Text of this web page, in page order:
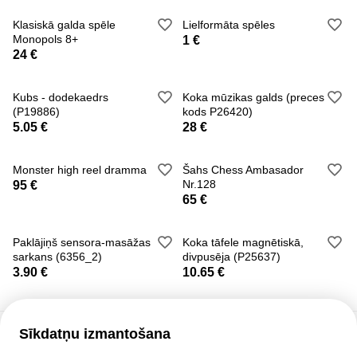
В комплект входят: буклет с 60 заданиями и ответами,
11 пазлов, игровая доска, резинка.
Размер игрового поля: 19 см х 1 см х 19 см. Высота
Klasiskā galda spēle
Monopols 8+
24 €
Lielformāta spēles
1 €
Kubs - dodekaedrs
(P19886)
5.05 €
Koka mūzikas galds (preces
kods P26420)
28 €
Monster high reel dramma
95 €
Šahs Chess Ambasador
Nr.128
65 €
Paklājiņš sensora-masāžas
sarkans (6356_2)
3.90 €
Koka tāfele magnētiskā,
divpusēja (P25637)
10.65 €
Sīkdatņu izmantošana